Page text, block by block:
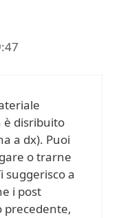
è disribuito
a dx). Puoi
o trarne
suggerisco a
i post
precedente,